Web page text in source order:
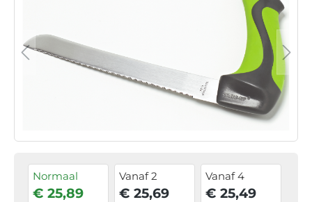
Normaal
€ 25,89
Vanaf 2
€ 25,69
Vanaf 4
€ 25,49